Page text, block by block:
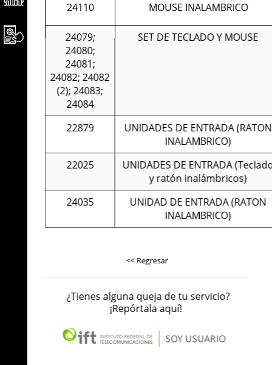
24110 MOUSE INALAMBRICO
24079;
24080;
24081;
24082; 24082
(2); 24083;
24084
SET DE TECLADO Y MOUSE
22879
UNIDADES DE ENTRADA (RATON
INALAMBRICO)
22025
UNIDADES DE ENTRADA
y ratón inalámbricos)
24035
UNIDAD DE ENTRADA (RATON
INALAMBRICO)
<< Regresar
¿Tienes alguna queja de tu servicio?
¡Repórtala aquí!